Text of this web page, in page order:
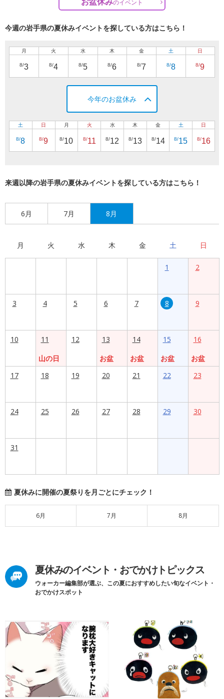
のイベント
今週の岩手県の夏休みイベントを探している方はこちら！
月
8/3
火
8/4
水
8/5
木
8/6
金
8/7
土
8/8
日
8/9
今年のお盆休み
土
8/8
日
8/9
月
8/10
火
8/11
水
8/12
木
8/13
金
8/14
土
8/15
日
8/16
来週以降の岩手県の夏休みイベントを探している方はこちら！
6月 7月 8月
月 火 水 木 金 土 日
1 2
3 4 5 6 7 8 9
10
11
山の日
12
13
お盆
14
お盆
15
お盆
16
お盆
17
18 19 20 21 22 23
24 25 26 27 28 29 30
31
夏休みに開催の夏祭りを月ごとにチェック！
6月 7月 8月
夏休みのイベント・おでかけトピックス
ウォーカー編集部が選ぶ、この夏におすすめしたい旬なイベント・
おでかけスポット